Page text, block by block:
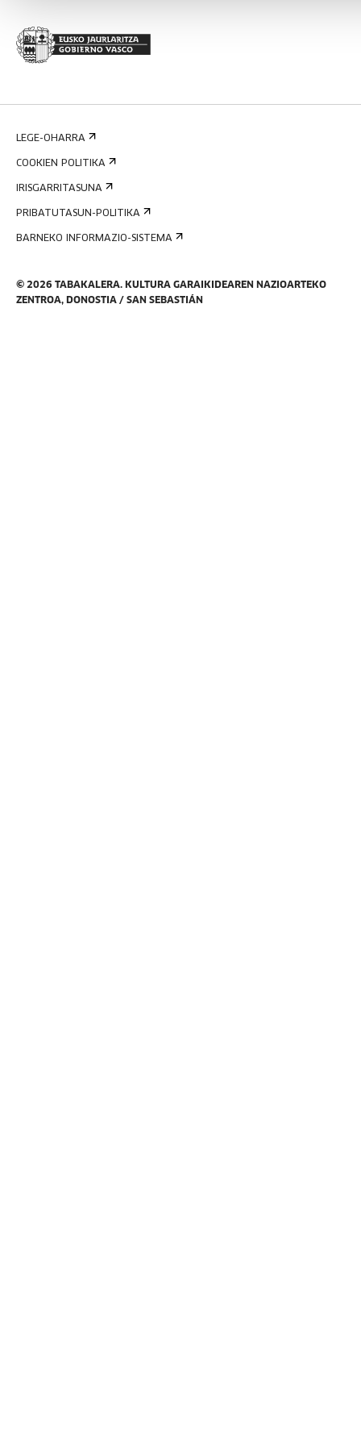
© 2026 TABAKALERA. KULTURA GARAIKIDEAREN NAZIOARTEKO
ZENTROA, DONOSTIA / SAN SEBASTIÁN
LEGE-OHARRA
COOKIEN POLITIKA
IRISGARRITASUNA
PRIBATUTASUN-POLITIKA
BARNEKO INFORMAZIO-SISTEMA